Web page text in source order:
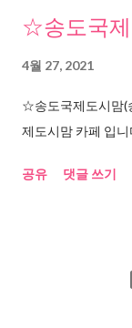
☆송도국
4월 27, 2021
☆송도국제도시맘(
제도시맘 카페 입니
공유 댓글 쓰기